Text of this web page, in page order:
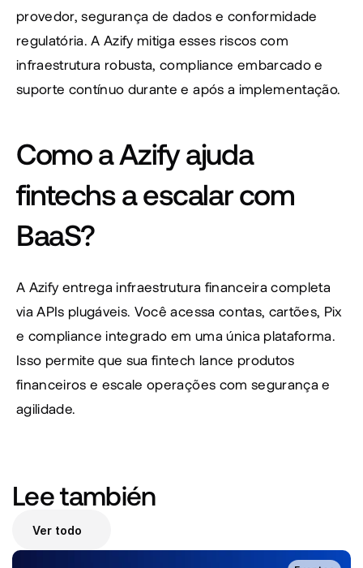
provedor, segurança de dados e conformidade
regulatória. A Azify mitiga esses riscos com
infraestrutura robusta, compliance embarcado e
suporte contínuo durante e após a implementação.
Como a Azify ajuda
fintechs a escalar com
BaaS?
A Azify entrega infraestrutura financeira completa
via APIs plugáveis. Você acessa contas, cartões, Pix
e compliance integrado em uma única plataforma.
Isso permite que sua fintech lance produtos
financeiros e escale operações com segurança e
agilidade.
Lee también
Ver todo